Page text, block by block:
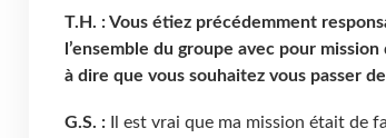
T.H. : Vous étiez précédemment
l’ensemble du groupe avec pour
à dire que vous souhaitez vous passer
G.S. :Il est vrai que ma mission était de